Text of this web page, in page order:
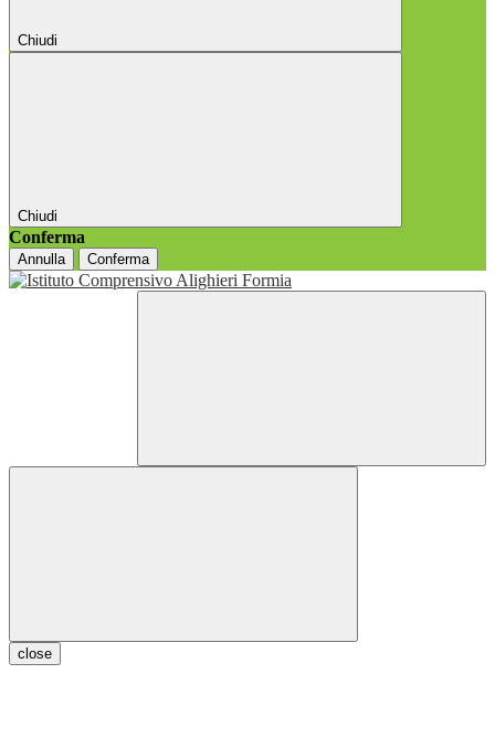
Chiudi
Chiudi
Conferma
Annulla Conferma
close